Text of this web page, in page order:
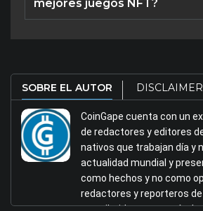
intercambiar elementos del juego
mejores juegos NFT?
Sí, se puede ganar dinero con los
diversas formas como por ejemplo,
SOBRE EL AUTOR DISCLAIMER
CoinGape cuenta con un
de redactores y editores
nativos que trabajan día y
actualidad mundial y
como hechos y no como
redactores y reporteros de